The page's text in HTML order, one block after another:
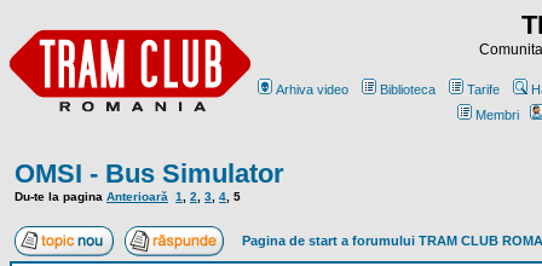
Arhiva video Biblioteca Tarife
Membri
OMSI - Bus Simulator
Du-te la pagina Anterioară 1 2 3 4 5
Pagina de start a forumului TRAM CLUB